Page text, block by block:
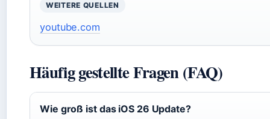
WEITERE QUELLEN
youtube.com
Häufig gestellte Fragen (FAQ)
Wie groß ist das iOS 26 Update?